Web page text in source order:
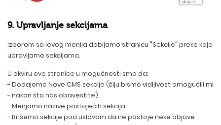
9. Upravljanje sekcijama
Izborom sa levog menija dobijamo stranicu "Sekcije" preko koje
upravljamo sekcijama.
U okviru ove stranice u mogućnosti smo da:
- Dodajemo Nove CMS sekcije (čiju bismo vidljivost omogućili mi
- nakon što nas obavestite)
- Menjamo nazive postojećih sekcija
- Brišemo sekcije pod uslovom da ne postoje neke objave